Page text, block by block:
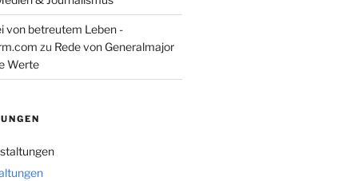
von betreutem Leben -
zu Rede von Generalmajor
Werte